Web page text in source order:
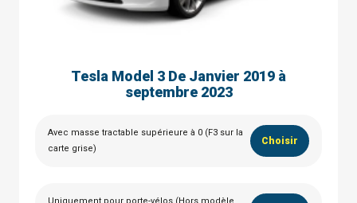
Tesla Model 3 De Janvier 2019 à
septembre 2023
Avec masse tractable supérieure à 0 (F3 sur la
carte grise)
Choisir